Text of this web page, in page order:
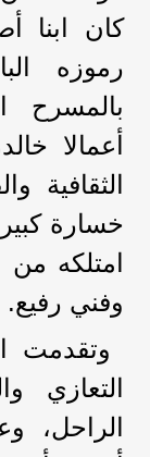
كان ابنا
رموزه
بالمسرح
أعمالا
الثقافية
خسارة
امتلكه
وفني رفيع.
وتقدمت
التعازي
الراحل،